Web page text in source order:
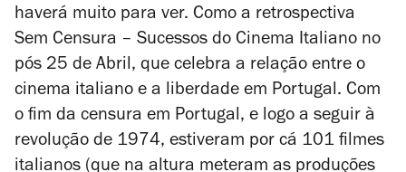
haverá muito para ver. Como a retrospectiva
Sem Censura – Sucessos do Cinema Italiano no
pós 25 de Abril, que celebra a relação entre o
cinema italiano e a liberdade em Portugal. Com
o fim da censura em Portugal, e logo a seguir à
revolução de 1974, estiveram por cá 101 filmes
italianos (que na altura meteram as produções